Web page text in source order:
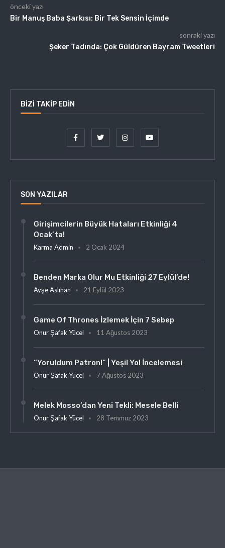
önceki yazı
Bir Manuş Baba Şarkısı: Bir Tek Sensin İçimde
sonraki yazı
Şeker Tadında: Çok Güldüren Bayram Tweetleri
BIZI TAKIP EDIN
SON YAZILAR
Girişimcilerin Büyük Hataları Etkinliği 4
Ocak’ta!
Karma Admin 2 Ocak 2024
Benden Marka Olur Mu Etkinliği 27 Eylül’de!
Ayşe Aslıhan 21 Eylül 2023
Game Of Thrones İzlemek İçin 7 Sebep
Onur Şafak Yücel 11 Ağustos 2023
“Yoruldum Patron!” | Yeşil Yol İncelemesi
Onur Şafak Yücel 7 Ağustos 2023
Melek Mosso’dan Yeni Tekli: Mesele Belli
Onur Şafak Yücel 28 Temmuz 2023